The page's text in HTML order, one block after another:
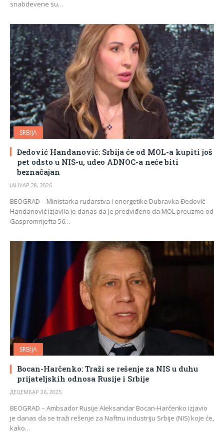
snabdevene su…
SRBIJA
Đedović Handanović: Srbija će od MOL-a kupiti još
pet odsto u NIS-u, udeo ADNOC-a neće biti
beznačajan
ЈАНУАР 28, 2026
BEOGRAD – Ministarka rudarstva i energetike Dubravka Đedović
Handanović izjavila je danas da je predviđeno da MOL preuzme od
Gaspromnjefta 56…
SRBIJA
Bocan-Harčenko: Traži se rešenje za NIS u duhu
prijateljskih odnosa Rusije i Srbije
ДЕЦЕМБАР 26, 2025
BEOGRAD – Ambsador Rusije Aleksandar Bocan-Harčenko izjavio
je danas da se traži rešenje za Naftnu industriju Srbije (NIS) koje će,
kako…